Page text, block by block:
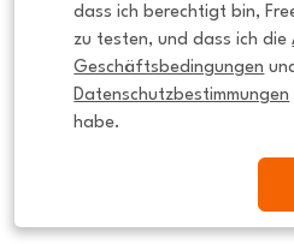
dass ich berechtigt bin,
zu testen, und dass ich die
Geschäftsbedingungen
Datenschutzbestimmungen
habe.